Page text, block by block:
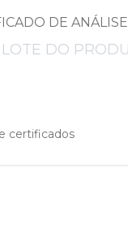
DE ANÁLISE
certificados